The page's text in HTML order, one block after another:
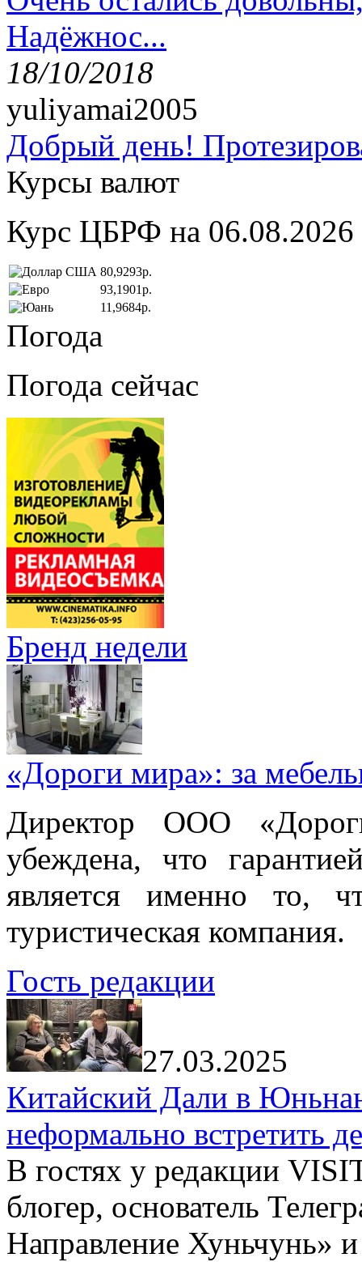
Надёжнос...
18/10/2018
yuliyamai2005
Добрый день!
Курсы валют
Курс ЦБРФ на 06.08.2026
80,9293р.
93,1901р.
11,9684р.
Погода
Погода сейчас
Бренд недели
«Дороги мира»: за
Директор ООО
убеждена, что
является именно то,
туристическая компания.
Гость редакции
27.03.2025
Китайский Дали в
неформально встретить
В гостях у редакции
блогер, основатель
Направление Хуньчунь»